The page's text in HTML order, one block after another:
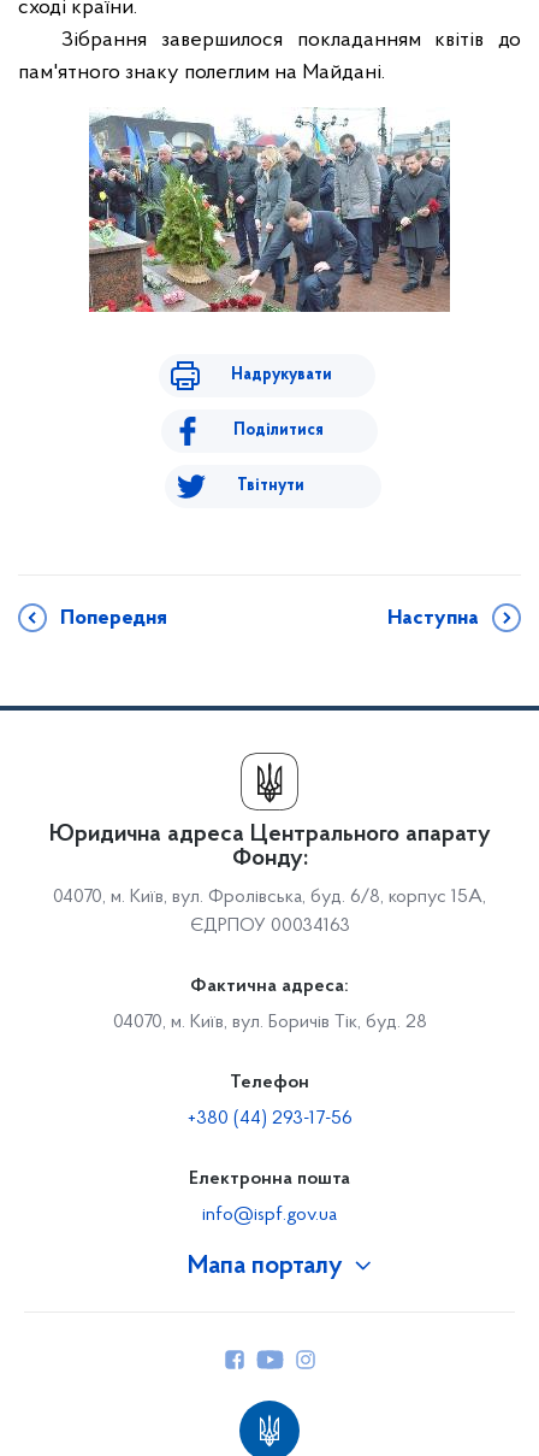
сході країни.
Зібрання завершилося покладанням квітів до
пам'ятного знаку полеглим на Майдані.
Надрукувати
Поділитися
Твітнути
Попередня Наступна
Мапа порталу
Юридична адреса Центрального апарату
Фонду:
04070, м. Київ, вул. Фролівська, буд. 6/8, корпус 15А,
ЄДРПОУ 00034163
Фактична адреса:
04070, м. Київ, вул. Боричів Тік, буд. 28
Телефон
+380 (44) 293-17-56
Електронна пошта
info@ispf.gov.ua